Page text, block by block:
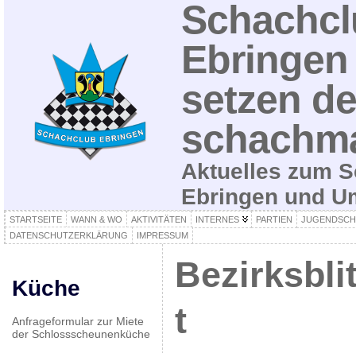
setzen
Aktuelles zum
Ebringen und
STARTSEITE WANN & WO AKTIVITÄTEN INTERNES PARTIEN
DATENSCHUTZERKLÄRUNG
IMPRESSUM
Küche
Anfrageformular zur Miete
der Schlossscheunenküche
t